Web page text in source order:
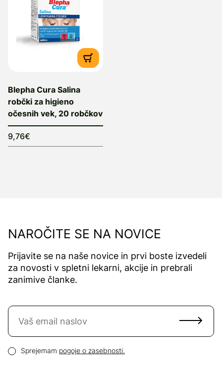
Blepha Cura Salina
robčki za higieno
očesnih vek, 20 robčkov
9,76€
NAROČITE SE NA NOVICE
Prijavite se na naše novice in prvi boste izvedeli
za novosti v spletni lekarni, akcije in prebrali
zanimive članke.
Naročite se na novice
Pogoji zasebnosti
Sprejemam pogoje o zasebnosti.